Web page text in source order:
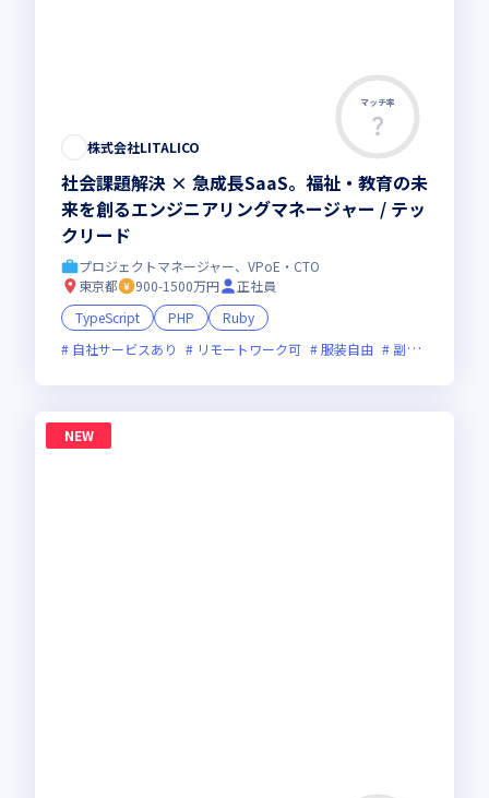
マッチ率
株式会社LITALICO
社会課題解決 × 急成長SaaS。福祉・教育の未
来を創るエンジニアリングマネージャー / テッ
クリード
プロジェクトマネージャー、VPoE・CTO
東京都
900-1500万円
正社員
TypeScript
PHP
Ruby
自社サービスあり
リモートワーク可 服装自由 副業可
NEW